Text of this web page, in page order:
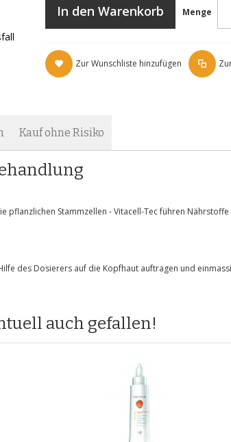
Menge
In den Warenkorb
Zur Wunschliste hinzufügen
pflanzlichen Stammzellen - Vitacell-Tec führen
des Dosierers auf die Kopfhaut auftragen und
Kauf ohne Risiko
auch gefallen!